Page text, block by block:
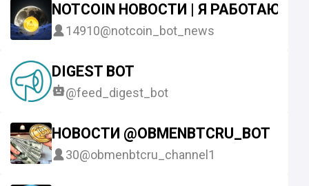
NOTCOIN НОВОСТИ | Я РАБОТАЮ В
14910@notcoin_bot_news
DIGEST BOT
@feed_digest_bot
НОВОСТИ @OBMENBTCRU_BOT
30@obmenbtcru_channel1